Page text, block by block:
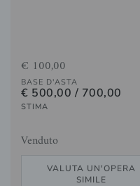
€ 100,00
BASE D'ASTA
€ 500,00 / 700,00
STIMA
Venduto
VALUTA UN'OPERA
SIMILE